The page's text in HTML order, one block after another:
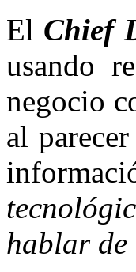
El Chief
usando
negocio
al
hablar